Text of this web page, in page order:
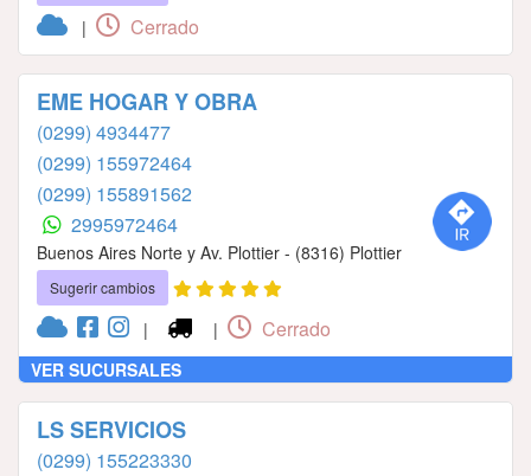
| Cerrado
EME HOGAR Y OBRA
(0299) 4934477
(0299) 155972464
(0299) 155891562
2995972464
Buenos Aires Norte y Av. Plottier - (8316) Plottier
Sugerir cambios
| | Cerrado
VER SUCURSALES
LS SERVICIOS
(0299) 155223330